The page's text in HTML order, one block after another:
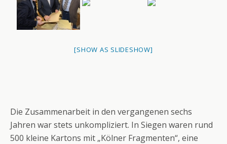
[SHOW AS SLIDESHOW]
Die Zusammenarbeit in den vergangenen sechs
Jahren war stets unkompliziert. In Siegen waren rund
500 kleine Kartons mit „Kölner Fragmenten“, eine